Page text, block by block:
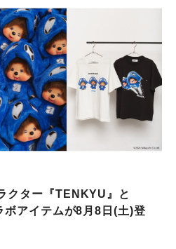
クター『TENKYU』と
アイテムが8月8日(土)登